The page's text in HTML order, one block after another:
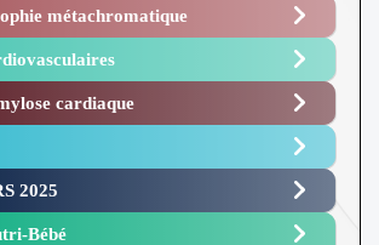
métachromatique
cardiaque
2025
Bébé